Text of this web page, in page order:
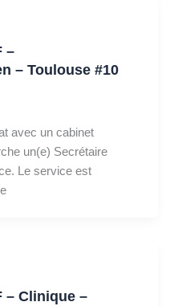
–
– Toulouse #10
avec un cabinet
un(e) Secrétaire
Le service est
– Clinique –